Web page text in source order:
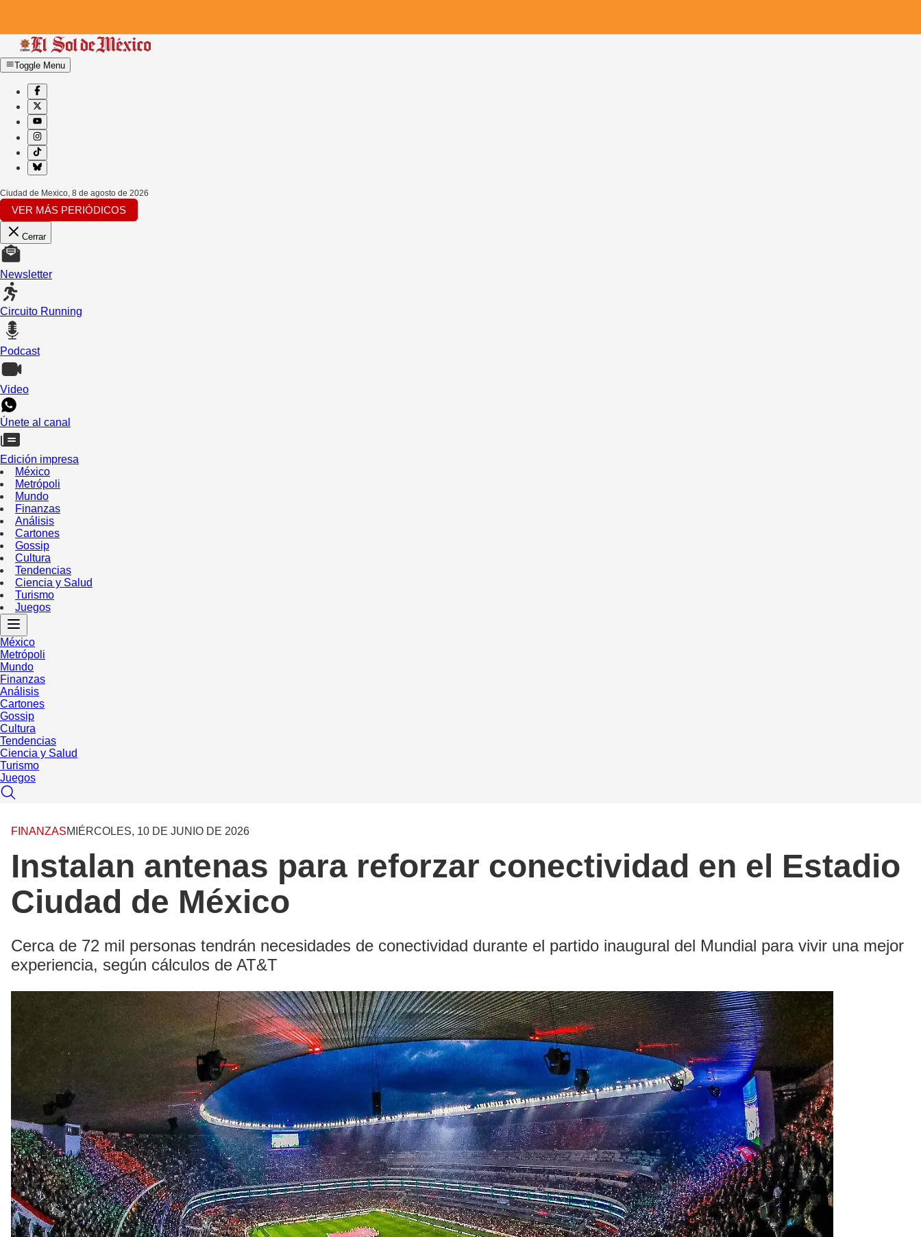
Toggle Menu
Ciudad de Mexico, 8 de agosto de 2026
VER MÁS PERIÓDICOS
Cerrar
Newsletter
Circuito Running
Podcast
Video
Únete al canal
Edición impresa
México
Metrópoli
Mundo
Finanzas
Análisis
Cartones
Gossip
Cultura
Tendencias
Ciencia y Salud
Turismo
Juegos
México
Metrópoli
Mundo
Finanzas
Análisis
Cartones
Gossip
Cultura
Tendencias
Ciencia y Salud
Turismo
Juegos
FINANZASMIÉRCOLES, 10 DE JUNIO DE 2026
Instalan antenas para reforzar conectividad en el Estadio
Ciudad de México
Cerca de 72 mil personas tendrán necesidades de conectividad durante el partido inaugural del Mundial para vivir una mejor
experiencia, según cálculos de AT&T